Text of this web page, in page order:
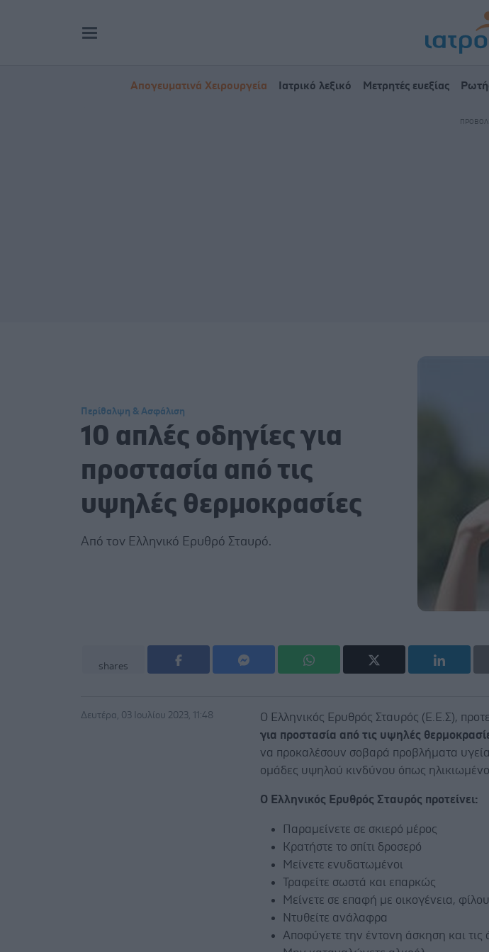
Απογευματινά Χειρουργεία Ιατρικό λεξικό Μετρητές ευεξίας
Περίθαλψη & Ασφάλιση
10 απλές οδηγίες για
προστασία από τις
υψηλές θερμοκρασίες
Από τον Ελληνικό Ερυθρό Σταυρό.
shares
Δευτέρα, 03 Ιουλίου 2023, 11:48 Ο Ελληνικός Ερυθρός Σταυρός (Ε.Ε.Σ),
για προστασία από τις υψηλές
να προκαλέσουν σοβαρά προβλήματα
ομάδες υψηλού κινδύνου όπως ηλικιωμένοι
Ο Ελληνικός Ερυθρός Σταυρός προτείνει:
Παραμείνετε σε σκιερό μέρος
Κρατήστε το σπίτι δροσερό
Μείνετε ενυδατωμένοι
Τραφείτε σωστά και επαρκώς
Μείνετε σε επαφή με οικογένεια,
Ντυθείτε ανάλαφρα
Αποφύγετε την έντονη άσκηση και τις